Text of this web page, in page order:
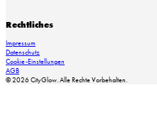
Rechtliches
Impressum
Datenschutz
Cookie-Einstellungen
AGB
© 2026 CityGlow. Alle Rechte Vorbehalten.